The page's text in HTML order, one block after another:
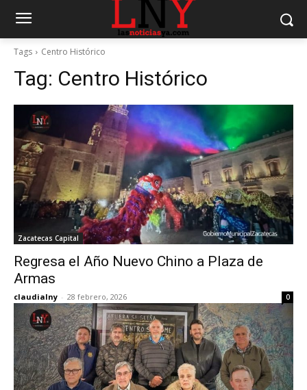
Tags Centro Histórico
Tag: Centro Histórico
Zacatecas Capital
Regresa el Año Nuevo Chino a Plaza de
Armas
claudialny - 28 febrero, 2026 0